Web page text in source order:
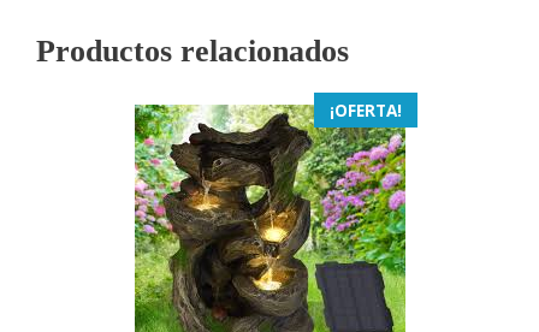
Productos relacionados
¡OFERTA!